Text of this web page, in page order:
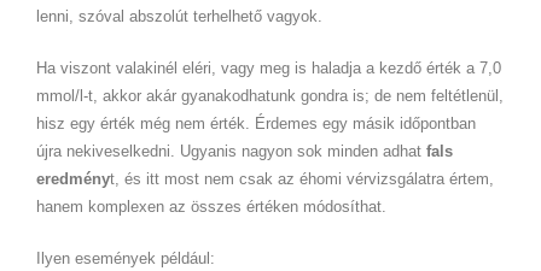
lenni, szóval abszolút terhelhető vagyok.
Ha viszont valakinél eléri, vagy meg is haladja a kezdő érték a 7,0
mmol/l-t, akkor akár gyanakodhatunk gondra is; de nem feltétlenül,
hisz egy érték még nem érték. Érdemes egy másik időpontban
újra nekiveselkedni. Ugyanis nagyon sok minden adhat fals
eredményt, és itt most nem csak az éhomi vérvizsgálatra értem,
hanem komplexen az összes értéken módosíthat.
Ilyen események például: